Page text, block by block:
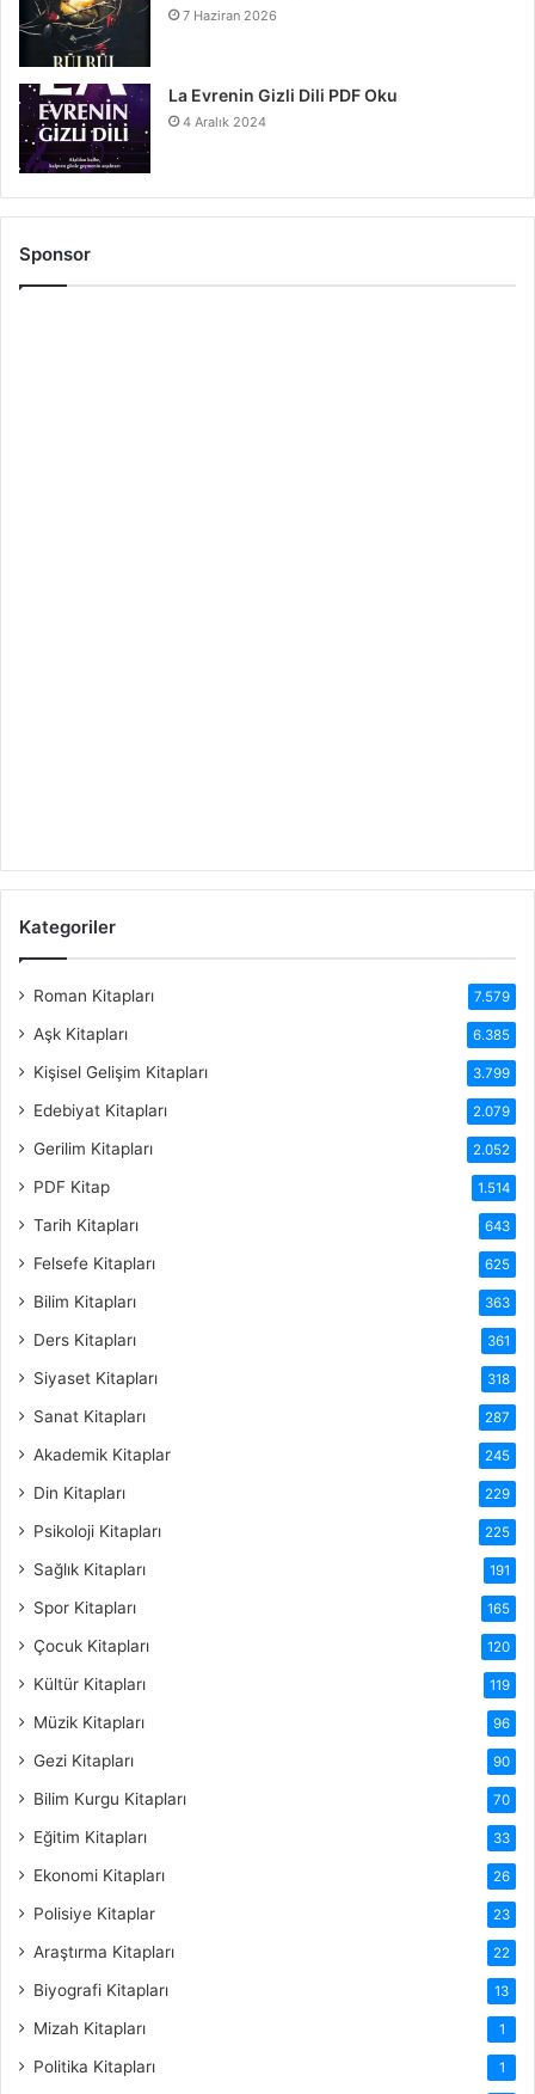
7 Haziran 2026
La Evrenin Gizli Dili PDF Oku
4 Aralık 2024
Sponsor
Kategoriler
Roman Kitapları 7.579
Aşk Kitapları 6.385
Kişisel Gelişim Kitapları 3.799
Edebiyat Kitapları 2.079
Gerilim Kitapları 2.052
PDF Kitap 1.514
Tarih Kitapları 643
Felsefe Kitapları 625
Bilim Kitapları 363
Ders Kitapları 361
Siyaset Kitapları 318
Sanat Kitapları 287
Akademik Kitaplar 245
Din Kitapları 229
Psikoloji Kitapları 225
Sağlık Kitapları 191
Spor Kitapları 165
Çocuk Kitapları 120
Kültür Kitapları 119
Müzik Kitapları 96
Gezi Kitapları 90
Bilim Kurgu Kitapları 70
Eğitim Kitapları 33
Ekonomi Kitapları 26
Polisiye Kitaplar 23
Araştırma Kitapları 22
Biyografi Kitapları 13
Mizah Kitapları 1
Politika Kitapları 1